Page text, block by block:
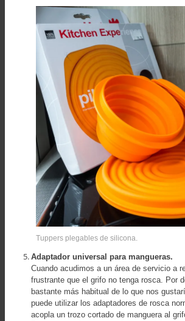
Tuppers plegables de silicona.
Adaptador universal para mangueras.
Cuando acudimos a un área de servicio a
frustrante que el grifo no tenga rosca. Por
bastante más habitual de lo que nos
puede utilizar los adaptadores de rosca
acopla un trozo cortado de manguera al